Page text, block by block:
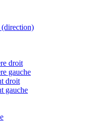
droit
gauche
droit
gauche